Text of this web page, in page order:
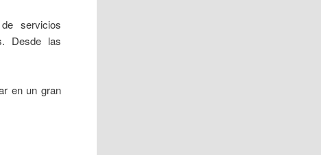
servicios
Desde las
en un gran